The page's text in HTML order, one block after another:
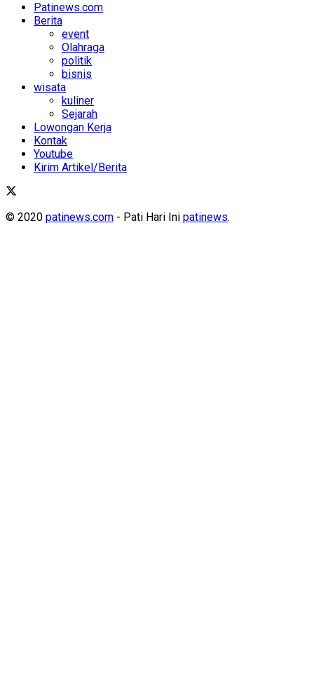
Patinews.com
Berita
event
Olahraga
politik
bisnis
wisata
kuliner
Sejarah
Lowongan Kerja
Kontak
Youtube
Kirim Artikel/Berita
© 2020 patinews.com - Pati Hari Ini patinews.